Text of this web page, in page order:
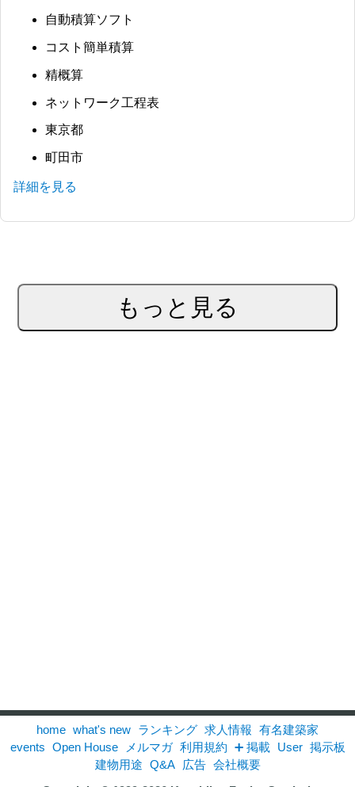
自動積算ソフト
コスト簡単積算
精概算
ネットワーク工程表
東京都
町田市
詳細を見る
もっと見る
home what's new ランキング 求人情報 有名建築家
events Open House メルマガ 利用規約 ➕ 掲載 User 掲示板
建物用途 Q&A 広告 会社概要